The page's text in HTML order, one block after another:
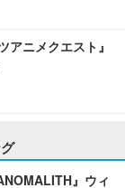
アニメクエスト』
』ウィ